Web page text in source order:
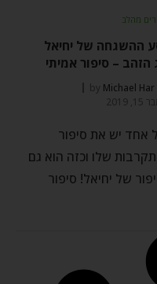
מהלב
ההשגחה של יחיאל
הזהב – סיפור אמיתי
by Michael Har
אחד יש את סיפור
שלו וכזה הוא גם
של יחיאל! סיפור